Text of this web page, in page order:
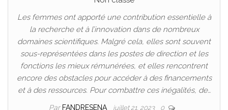
Les femmes ont apporté une contribution essentielle à
la recherche et à l’innovation dans de nombreux
domaines scientifiques. Malgré cela, elles sont souvent
sous-représentées dans les postes de direction et les
fonctions les mieux rémunérées, et elles rencontrent
encore des obstacles pour accéder à des financements
et à des ressources. Pour combattre ces inégalités, de…
Par FANDRESENA juillet 21, 2023 0